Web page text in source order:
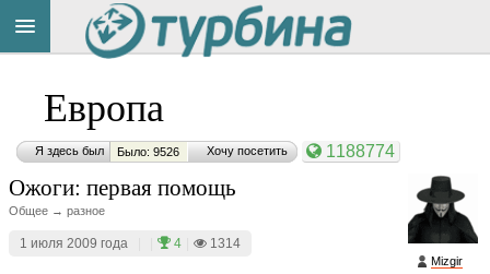
Европа
Я здесь был Было: 9526 Хочу посетить 1188774
Mizgir
Ожоги: первая помощь
Общее → разное
1 июля 2009 года 4 1314